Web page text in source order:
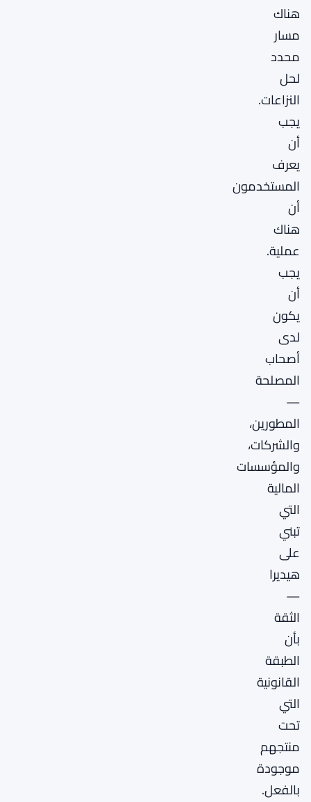
هناك
مسار
محدد
لحل
النزاعات.
يجب
أن
يعرف
المستخدمون
أن
هناك
عملية.
يجب
أن
يكون
لدى
أصحاب
المصلحة
—
المطورين،
والشركات،
والمؤسسات
المالية
التي
تبني
على
هيديرا
—
الثقة
بأن
الطبقة
القانونية
التي
تحت
منتجهم
موجودة
بالفعل.